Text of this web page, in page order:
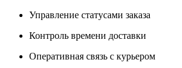
Управление статусами заказа
Контроль времени доставки
Оперативная связь с курьером